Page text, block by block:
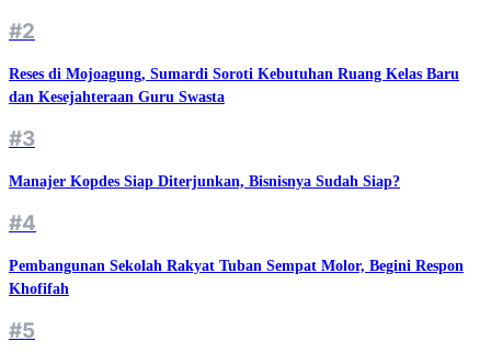
#2
Reses di Mojoagung, Sumardi Soroti Kebutuhan Ruang Kelas Baru
dan Kesejahteraan Guru Swasta
#3
Manajer Kopdes Siap Diterjunkan, Bisnisnya Sudah Siap?
#4
Pembangunan Sekolah Rakyat Tuban Sempat Molor, Begini Respon
Khofifah
#5